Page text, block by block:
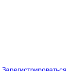
Зарегистрироваться